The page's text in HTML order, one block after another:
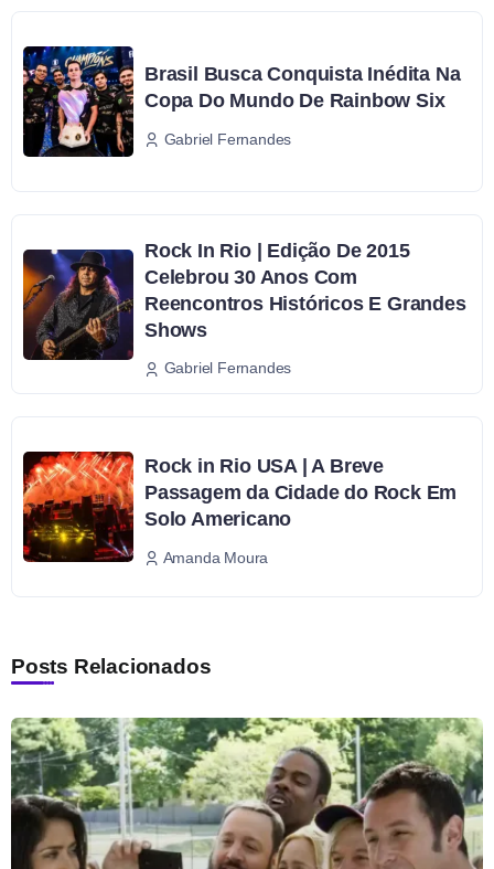
Brasil Busca Conquista Inédita Na
Copa Do Mundo De Rainbow Six
Gabriel Fernandes
Rock In Rio | Edição De 2015
Celebrou 30 Anos Com
Reencontros Históricos E Grandes
Shows
Gabriel Fernandes
Rock in Rio USA | A Breve
Passagem da Cidade do Rock Em
Solo Americano
Amanda Moura
Posts Relacionados